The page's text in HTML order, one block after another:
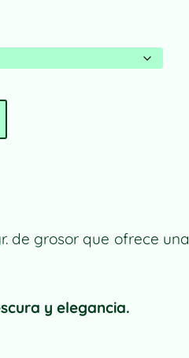
de grosor que ofrece una
y elegancia.